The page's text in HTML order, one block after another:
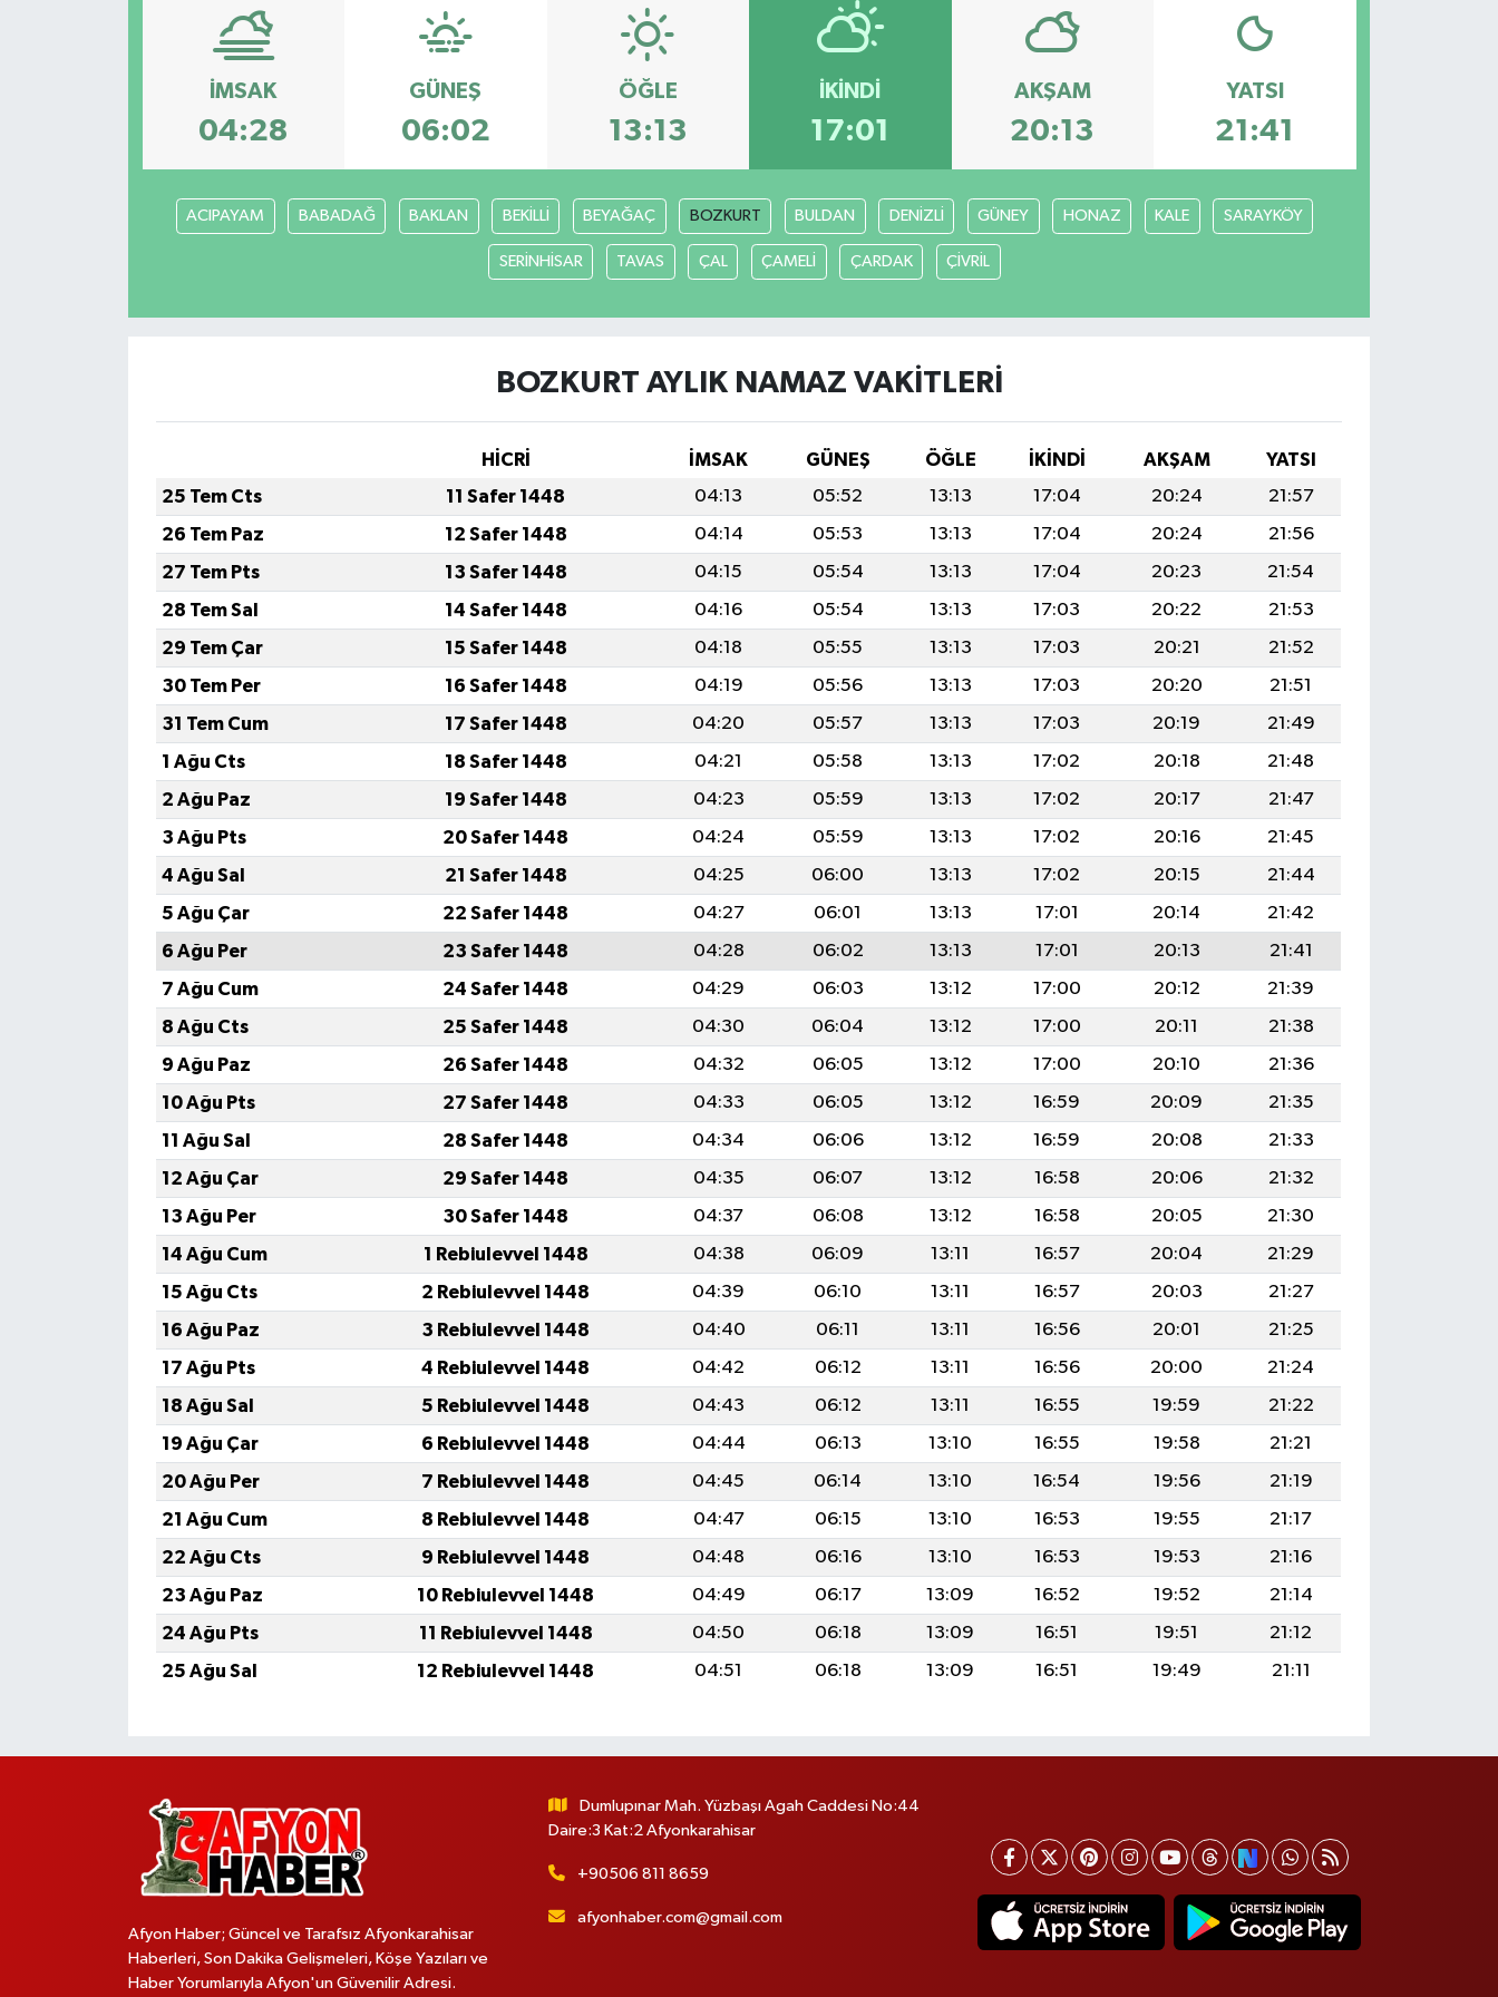
İMSAK
04:28
GÜNEŞ
06:02
ÖĞLE
13:13
İKINDI
17:01
AKŞAM
20:13
YATSI
21:41
ACIPAYAM BABADAĞ BAKLAN BEKİLLİ BEYAĞAÇ BOZKURT BULDAN DENİZLİ GÜNEY HONAZ KALE SARAYKÖY
SERİNHİSAR TAVAS ÇAL ÇAMELİ ÇARDAK ÇİVRİL
BOZKURT AYLIK NAMAZ VAKITLERI
HİCRİ İMSAK GÜNEŞ ÖĞLE İKINDI AKŞAM
YATSI
25 Tem Cts
11 Safer 1448 04:13 05:52 13:13 17:04 20:24
21:57
26 Tem Paz
12 Safer 1448 04:14 05:53 13:13 17:04 20:24
21:56
27 Tem Pts
13 Safer 1448 04:15 05:54 13:13 17:04 20:23
21:54
28 Tem Sal
14 Safer 1448 04:16 05:54 13:13 17:03 20:22
21:53
29 Tem Çar
15 Safer 1448 04:18 05:55 13:13 17:03 20:21
21:52
30 Tem Per
16 Safer 1448 04:19 05:56 13:13 17:03 20:20
21:51
31 Tem Cum
17 Safer 1448 04:20 05:57 13:13 17:03 20:19
21:49
1 Ağu Cts
18 Safer 1448 04:21 05:58 13:13 17:02 20:18
21:48
2 Ağu Paz
19 Safer 1448 04:23 05:59 13:13 17:02 20:17
21:47
3 Ağu Pts
20 Safer 1448 04:24 05:59 13:13 17:02 20:16
21:45
4 Ağu Sal
21 Safer 1448 04:25 06:00 13:13 17:02 20:15
21:44
5 Ağu Çar
22 Safer 1448 04:27 06:01 13:13 17:01 20:14
21:42
6 Ağu Per
23 Safer 1448 04:28 06:02 13:13 17:01 20:13
21:41
7 Ağu Cum
24 Safer 1448 04:29 06:03 13:12 17:00 20:12
21:39
8 Ağu Cts
25 Safer 1448 04:30 06:04 13:12 17:00 20:11
21:38
9 Ağu Paz
26 Safer 1448 04:32 06:05 13:12 17:00 20:10
21:36
10 Ağu Pts
27 Safer 1448 04:33 06:05 13:12 16:59 20:09
21:35
11 Ağu Sal
28 Safer 1448 04:34 06:06 13:12 16:59 20:08
21:33
12 Ağu Çar
29 Safer 1448 04:35 06:07 13:12 16:58 20:06
21:32
13 Ağu Per
30 Safer 1448 04:37 06:08 13:12 16:58 20:05
21:30
14 Ağu Cum
1 Rebiulevvel 1448 04:38 06:09 13:11 16:57 20:04
21:29
15 Ağu Cts
2 Rebiulevvel 1448 04:39 06:10 13:11 16:57 20:03
21:27
16 Ağu Paz
3 Rebiulevvel 1448 04:40 06:11 13:11 16:56 20:01
21:25
17 Ağu Pts
4 Rebiulevvel 1448 04:42 06:12 13:11 16:56 20:00
21:24
18 Ağu Sal
5 Rebiulevvel 1448 04:43 06:12 13:11 16:55 19:59
21:22
19 Ağu Çar
6 Rebiulevvel 1448 04:44 06:13 13:10 16:55 19:58
21:21
20 Ağu Per
7 Rebiulevvel 1448 04:45 06:14 13:10 16:54 19:56
21:19
21 Ağu Cum
8 Rebiulevvel 1448 04:47 06:15 13:10 16:53 19:55
21:17
22 Ağu Cts
9 Rebiulevvel 1448 04:48 06:16 13:10 16:53 19:53
21:16
23 Ağu Paz
10 Rebiulevvel 1448 04:49 06:17 13:09 16:52 19:52
21:14
24 Ağu Pts
11 Rebiulevvel 1448 04:50 06:18 13:09 16:51 19:51
21:12
25 Ağu Sal
12 Rebiulevvel 1448 04:51 06:18 13:09 16:51 19:49 21:11
Afyon Haber; Güncel ve Tarafsız Afyonkarahisar
Haberleri, Son Dakika Gelişmeleri, Köşe Yazıları ve
Haber Yorumlarıyla Afyon'un Güvenilir Adresi.
Dumlupınar Mah. Yüzbaşı Agah Caddesi No:44
Daire:3 Kat:2 Afyonkarahisar
+90506 811 8659
afyonhaber.com@gmail.com